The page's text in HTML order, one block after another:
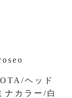
ヘッド
ナカラー/白